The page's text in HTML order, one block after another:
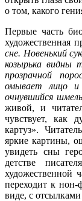
о том, какого
Первые часть
художественная
сне. Новенький
козырька видны
прозрачной
омывает лицо
очнувшийся
живой, и
чувствует, как
картуз».
яркие картины,
увидеть сны
детстве
художественной
переходит к
виде, с